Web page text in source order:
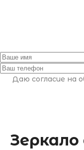
Даю согласие на